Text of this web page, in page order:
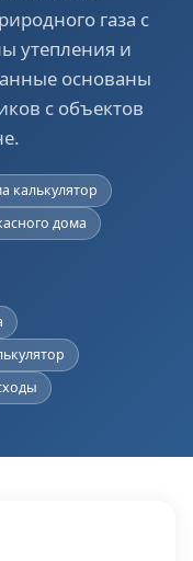
газа с
утепления и
основаны
с объектов
калькулятор
дома